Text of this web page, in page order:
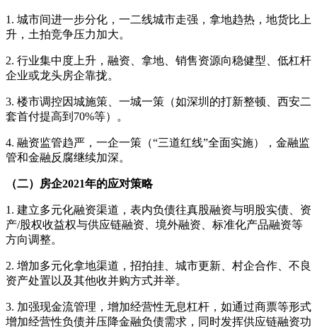
1. 城市间进一步分化，一二线城市走强，拿地趋热，地货比上
升，土拍竞争压力加大。
2. 行业集中度上升，融资、拿地、销售资源向稳健型、低杠杆
企业或龙头房企靠拢。
3. 楼市调控因城施策、一城一策（如深圳的打新整顿、西安二
套首付提高到70%等）。
4. 融资监管趋严，一企一策（“三道红线”全面实施），金融监
管和金融反腐继续加深。
（二）房企2021年的应对策略
1. 建立多元化融资渠道，表内负债往真股融资与明股实债、资
产/股权收益权与供应链融资、境外融资、标准化产品融资等
方向调整。
2. 增加多元化拿地渠道，招拍挂、城市更新、村企合作、不良
资产处置以及其他收并购方式并举。
3. 加强现金流管理，增加经营性无息杠杆，如通过商票等形式
增加经营性负债并压降金融负债需求，同时发挥供应链融资功